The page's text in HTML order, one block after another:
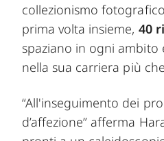
collezionismo
prima volta insieme, 40
spaziano in ogni ambito
nella sua carriera più
“All'inseguimento dei
d’affezione” afferma